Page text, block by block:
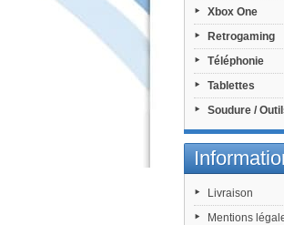
Xbox One
Retrogaming
Téléphonie
Tablettes
Soudure /
Livraison
Mentions